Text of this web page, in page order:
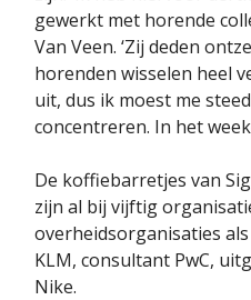
gewerkt met horende
Van Veen. ‘Zij deden
horenden wisselen heel
uit, dus ik moest me
concentreren. In het
De koffiebarretjes van
zijn al bij vijftig
overheidsorganisaties
KLM, consultant PwC,
Nike.